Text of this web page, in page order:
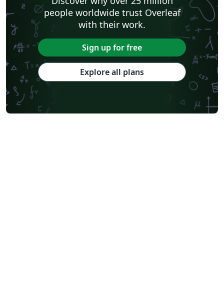
people worldwide trust Overleaf
with their work.
Sign up for free
Explore all plans